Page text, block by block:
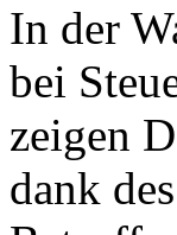
In der
bei
zeigen
dank